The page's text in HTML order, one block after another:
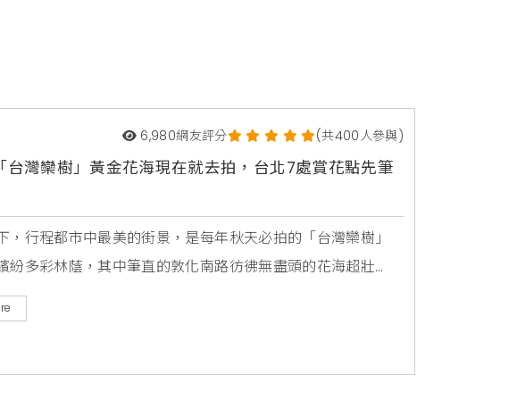
6,980網友評分 (共400人參與)
灣欒樹」黃金花海現在就去拍，台北7處賞花點先筆
行程都市中最美的街景，是每年秋天必拍的「台灣欒樹」
紛多彩林蔭，其中筆直的敦化南路彷彿無盡頭的花海超壯
步欣賞秋季限定美景。公園處表示，北市台灣欒樹主要分
2段及3段、忠孝東路7段、濱江街、塔悠路、玉泉街等，因
、紅褐四種繽紛色彩